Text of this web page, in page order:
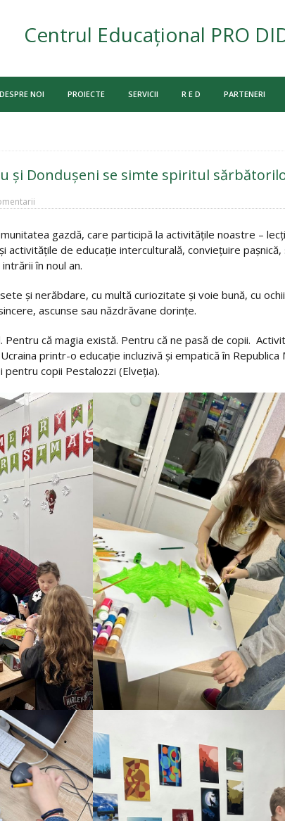
Centrul Educațional PRO
DESPRE NOI PROIECTE SERVICII R E D PARTENERI
și Dondușeni se simte spiritul
gazdă, care participă la activitățile noastre –
activitățile de educație interculturală, conviețuire
în noul an.
și nerăbdare, cu multă curiozitate și voie bună, cu
ascunse sau năzdrăvane dorințe.
Pentru că magia există. Pentru că ne pasă de copii.
printr-o educație incluzivă și empatică în
pentru copii Pestalozzi (Elveția).